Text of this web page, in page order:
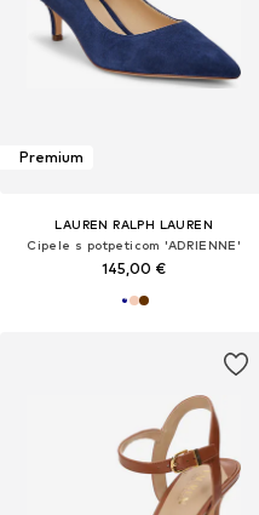
Premium
LAUREN RALPH LAUREN
Cipele s potpeticom 'ADRIENNE'
145,00 €